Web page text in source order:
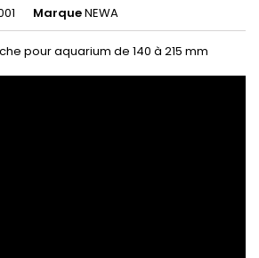
MarqueNEWA
pour aquarium de 140 à 215 mm